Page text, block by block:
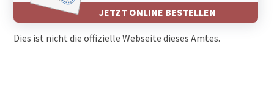
JETZT ONLINE BESTELLEN
Dies ist nicht die offizielle Webseite dieses Amtes.